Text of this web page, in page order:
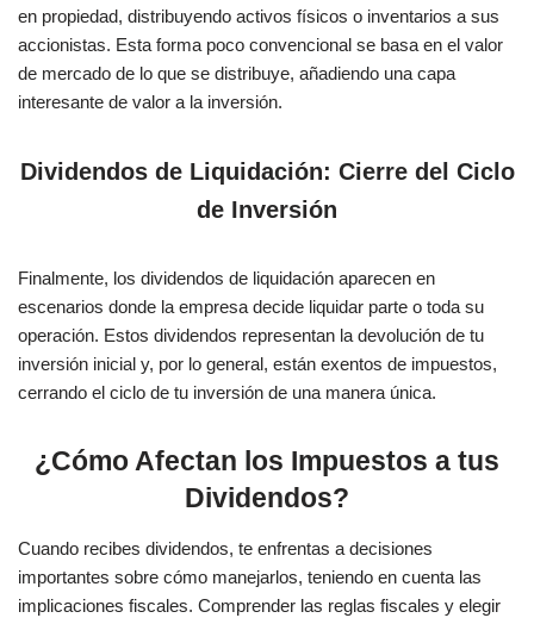
en propiedad, distribuyendo activos físicos o inventarios a sus
accionistas. Esta forma poco convencional se basa en el valor
de mercado de lo que se distribuye, añadiendo una capa
interesante de valor a la inversión.
Dividendos de Liquidación: Cierre del Ciclo
de Inversión
Finalmente, los dividendos de liquidación aparecen en
escenarios donde la empresa decide liquidar parte o toda su
operación. Estos dividendos representan la devolución de tu
inversión inicial y, por lo general, están exentos de impuestos,
cerrando el ciclo de tu inversión de una manera única.
¿Cómo Afectan los Impuestos a tus
Dividendos?
Cuando recibes dividendos, te enfrentas a decisiones
importantes sobre cómo manejarlos, teniendo en cuenta las
implicaciones fiscales. Comprender las reglas fiscales y elegir